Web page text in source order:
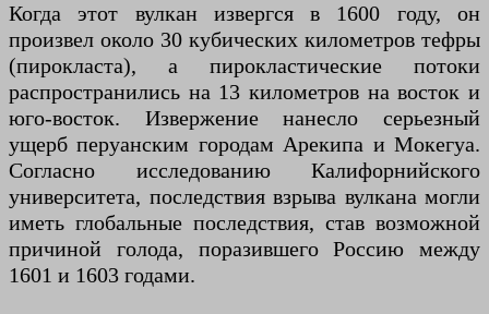
Когда этот вулкан извергся в 1600 году, он
произвел около 30 кубических километров тефры
(пирокласта), а пирокластические потоки
распространились на 13 километров на восток и
юго-восток. Извержение нанесло серьезный
ущерб перуанским городам Арекипа и Мокегуа.
Согласно исследованию Калифорнийского
университета, последствия взрыва вулкана могли
иметь глобальные последствия, став возможной
причиной голода, поразившего Россию между
1601 и 1603 годами.